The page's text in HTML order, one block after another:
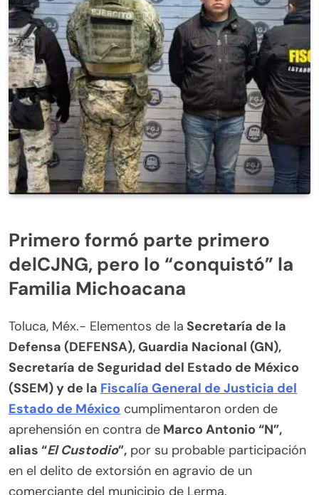
Primero formó parte primero
delCJNG, pero lo “conquistó” la
Familia Michoacana
Toluca, Méx.- Elementos de la Secretaría de la
Defensa (DEFENSA), Guardia Nacional (GN),
Secretaría de Seguridad del Estado de México
(SSEM) y de la Fiscalía General de Justicia del
Estado de México cumplimentaron orden de
aprehensión en contra de Marco Antonio “N”,
alias “El Custodio”, por su probable participación
en el delito de extorsión en agravio de un
comerciante del municipio de Lerma.